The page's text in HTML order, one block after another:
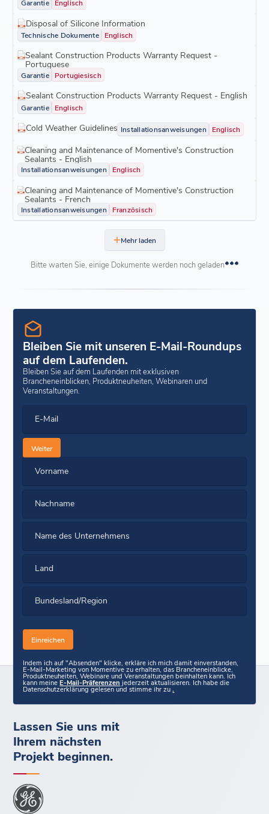
Garantie Englisch
Disposal of Silicone Information
Technische Dokumente Englisch
Sealant Construction Products Warranty Request -
Portuguese
Garantie Portugiesisch
Sealant Construction Products Warranty Request - English
Garantie Englisch
Cold Weather Guidelines Installationsanweisungen Englisch
Cleaning and Maintenance of Momentive's Construction
Sealants - English
Installationsanweisungen Englisch
Cleaning and Maintenance of Momentive's Construction
Sealants - French
Installationsanweisungen Französisch
Mehr laden
Bitte warten Sie, einige Dokumente werden noch geladen
Bleiben Sie mit unseren E-Mail-Roundups
auf dem Laufenden.
Bleiben Sie auf dem Laufenden mit exklusiven
Brancheneinblicken, Produktneuheiten, Webinaren und
Veranstaltungen.
E-Mail
Weiter
Vorname
Nachname
Name des Unternehmens
Land
Bundesland/Region
Indem ich auf "Absenden" klicke, erkläre ich mich damit einverstanden,
E-Mail-Marketing von Momentive zu erhalten, das Brancheneinblicke,
Produktneuheiten, Webinare und Veranstaltungen beinhalten kann. Ich
kann meineE-Mail-Präferenzen jederzeit aktualisieren. Ich habe die
Datenschutzerklärung gelesen und stimme ihr zu .
Lassen Sie uns mit
Ihrem nächsten
Projekt beginnen.